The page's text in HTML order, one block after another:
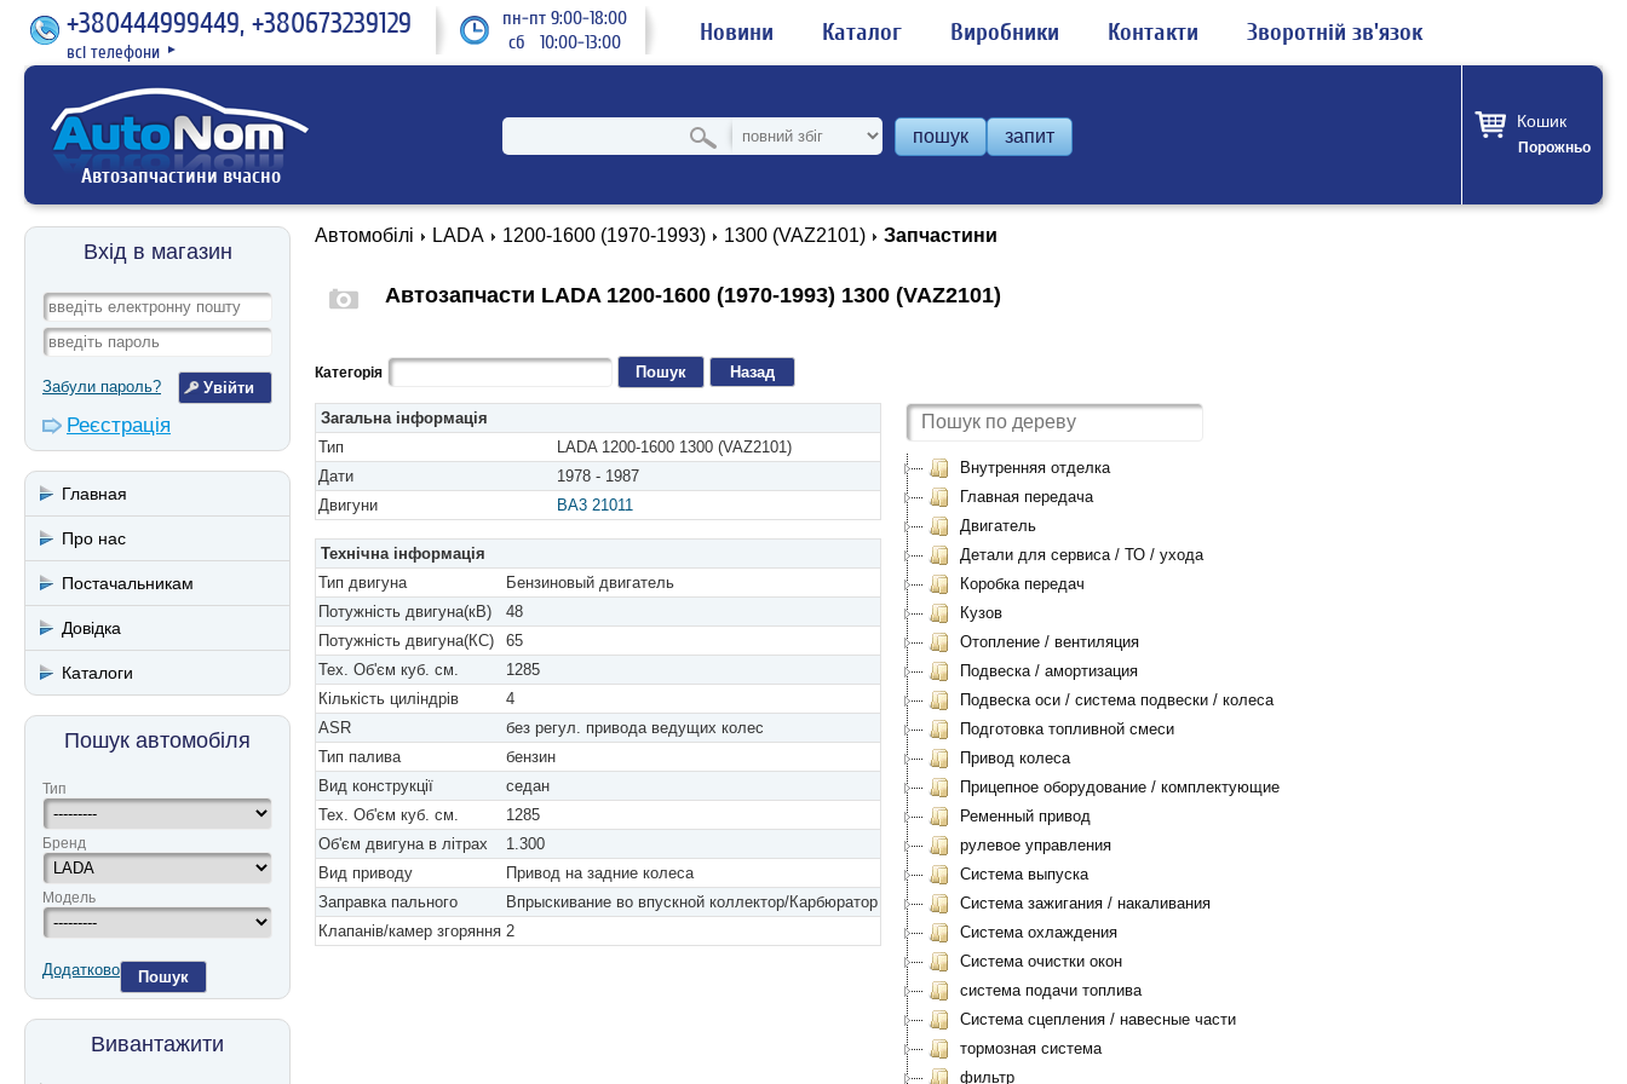
+380444999449, +380673239129
всі телефони ►
пн-пт 9:00-18:00
сб 10:00-13:00
Новини Каталог Виробники Контакти Зворотній зв'язок
Автозапчастини вчасно
пошук запит
Кошик
Порожньо
Вхід в магазин
Забули пароль?
Реєстрація
Главная
Про нас
Постачальникам
Довідка
Каталоги
Пошук автомобіля
Тип
Бренд
Модель
Додатково Пошук
Вивантажити
Автомобілі LADA 1200-1600 (1970-1993) 1300 (VAZ2101) Запчастини
Автозапчасти LADA 1200-1600 (1970-1993) 1300 (VAZ2101)
Категорія Назад
Загальна інформація
Тип
LADA 1200-1600 1300 (VAZ2101)
Дати
1978 - 1987
Двигуни
BA3 21011
Технічна інформація
Тип двигуна
Бензиновый двигатель
Потужність двигуна(кВ)
48
Потужність двигуна(КС)
65
Тех. Об'єм куб. см.
1285
Кількість циліндрів
4
ASR
без регул. привода ведущих колес
Тип палива
бензин
Вид конструкції
седан
Тех. Об'єм куб. см.
1285
Об'єм двигуна в літрах
1.300
Вид приводу
Привод на задние колеса
Заправка пального
Впрыскивание во впускной коллектор/Карбюратор
Клапанів/камер згоряння 2
Внутренняя отделка
Главная передача
Двигатель
Детали для сервиса / ТО / ухода
Коробка передач
Кузов
Отопление / вентиляция
Подвеска / амортизация
Подвеска оси / система подвески / колеса
Подготовка топливной смеси
Привод колеса
Прицепное оборудование / комплектующие
Ременный привод
рулевое управления
Система выпуска
Система зажигания / накаливания
Система охлаждения
Система очистки окон
система подачи топлива
Система сцепления / навесные части
тормозная система
фильтр